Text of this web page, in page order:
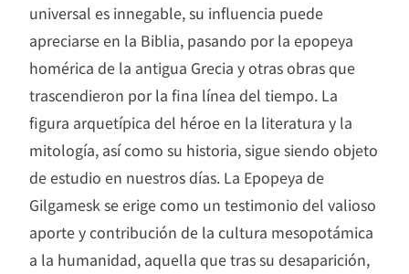
universal es innegable, su influencia puede
apreciarse en la Biblia, pasando por la epopeya
homérica de la antigua Grecia y otras obras que
trascendieron por la fina línea del tiempo. La
figura arquetípica del héroe en la literatura y la
mitología, así como su historia, sigue siendo objeto
de estudio en nuestros días. La Epopeya de
Gilgamesk se erige como un testimonio del valioso
aporte y contribución de la cultura mesopotámica
a la humanidad, aquella que tras su desaparición,